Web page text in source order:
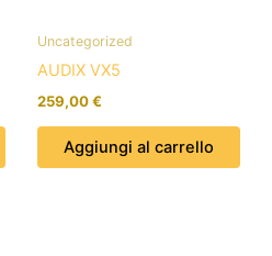
Uncategorized
AUDIX VX5
259,00€
Aggiungi al carrello